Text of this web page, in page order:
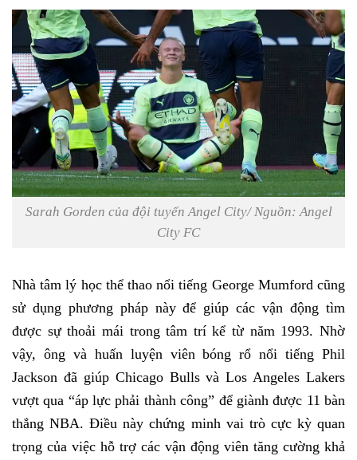
Sarah Gorden của đội tuyển Angel City/ Nguồn: Angel
City FC
Nhà tâm lý học thể thao nổi tiếng George Mumford cũng
sử dụng phương pháp này để giúp các vận động tìm
được sự thoải mái trong tâm trí kể từ năm 1993. Nhờ
vậy, ông và huấn luyện viên bóng rổ nổi tiếng Phil
Jackson đã giúp Chicago Bulls và Los Angeles Lakers
vượt qua “áp lực phải thành công” để giành được 11 bàn
thắng NBA. Điều này chứng minh vai trò cực kỳ quan
trọng của việc hỗ trợ các vận động viên tăng cường khả